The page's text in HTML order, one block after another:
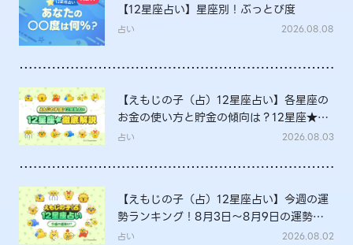
【12星座占い】星座別！ぶっとび度
占い 2026.08.08
【えもじの子（占）12星座占い】各星座の
お金の使い方と貯金の傾向は？12星座★徹
底解説
占い 2026.08.03
【えもじの子（占）12星座占い】今週の運
勢ランキング！8月3日～8月9日の運勢
は？
占い 2026.08.02